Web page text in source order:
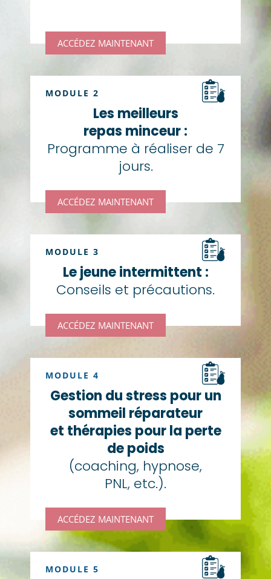
ACCÉDEZ MAINTENANT
MODULE 2
Les meilleurs
repas minceur :
Programme à réaliser de 7
jours.
ACCÉDEZ MAINTENANT
MODULE 3
Le jeune intermittent :
Conseils et précautions.
ACCÉDEZ MAINTENANT
MODULE 4
Gestion du stress pour un
sommeil réparateur
et thérapies pour la perte
de poids
(coaching, hypnose,
PNL, etc.).
ACCÉDEZ MAINTENANT
MODULE 5